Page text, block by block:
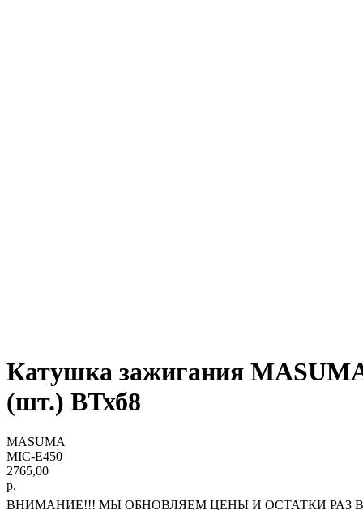
Катушка зажигания
(шт.) ВТхб8
MASUMA
MIC-E450
2765,00
р.
ВНИМАНИЕ!!! МЫ ОБНОВЛЯЕМ ЦЕНЫ И ОСТАТКИ РАЗ